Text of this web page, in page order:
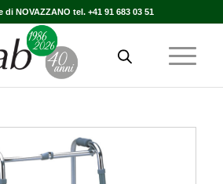
di NOVAZZANO tel. +41 91 683 03 51